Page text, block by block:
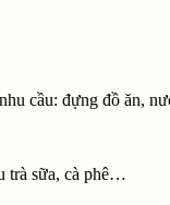
cầu: đựng đồ ăn,
trà sữa, cà phê…